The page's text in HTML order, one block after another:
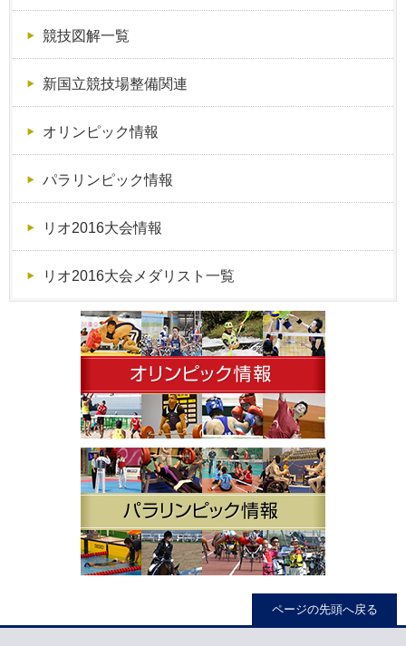
競技図解一覧
新国立競技場整備関連
オリンピック情報
パラリンピック情報
リオ2016大会情報
リオ2016大会メダリスト一覧
ページの先頭へ戻る